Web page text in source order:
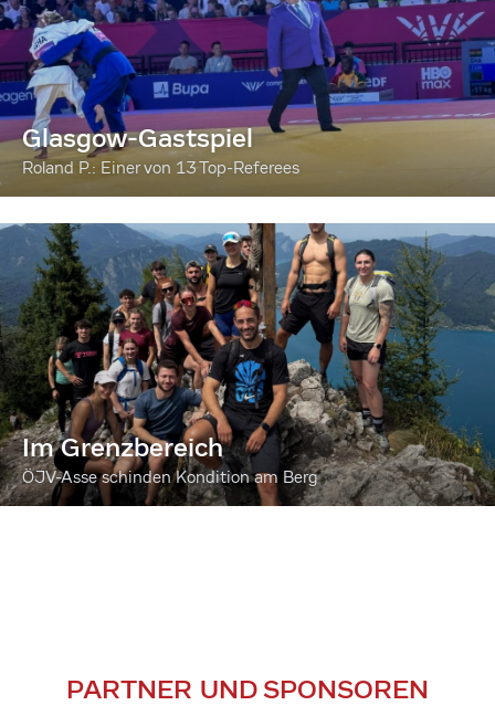
Glasgow-Gastspiel
Roland P.: Einer von 13 Top-Referees
Im Grenzbereich
ÖJV-Asse schinden Kondition am Berg
PARTNER UND SPONSOREN